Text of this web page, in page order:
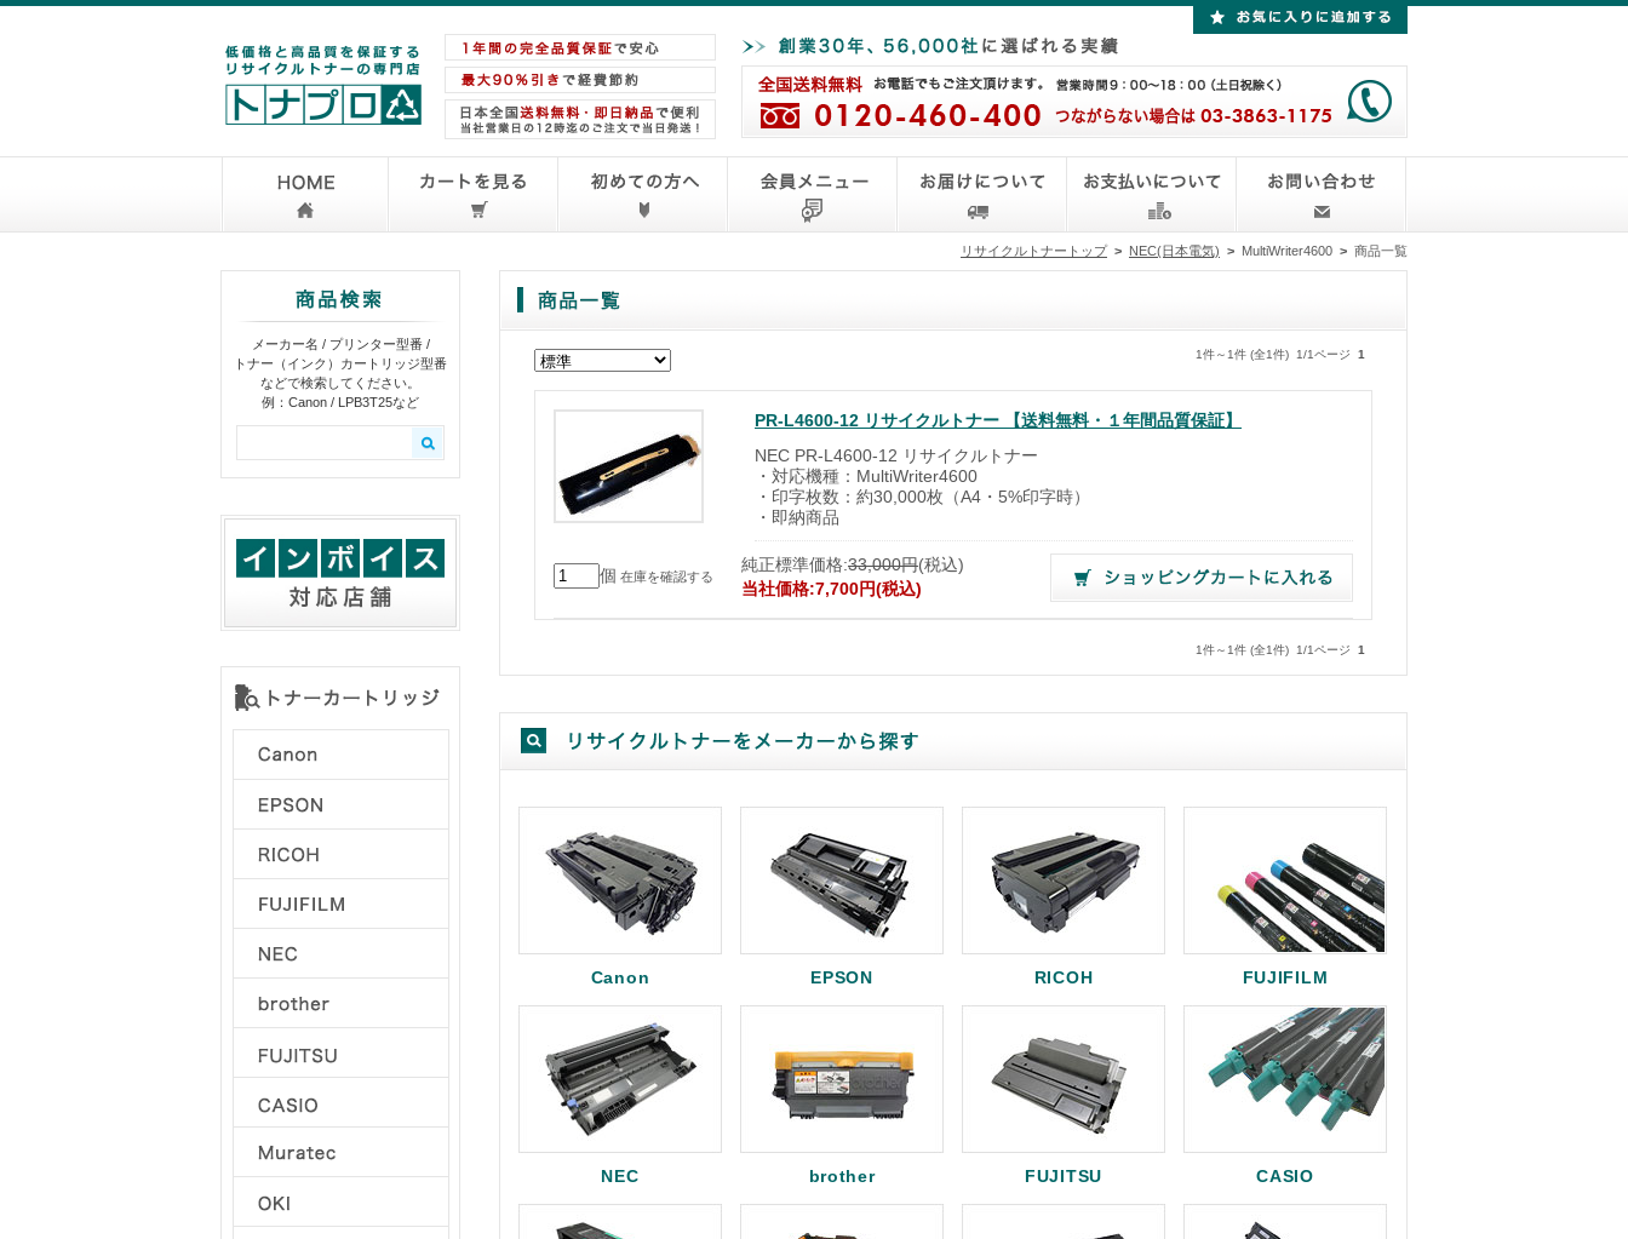
リサイクルトナートップ > NEC(日本電気) > MultiWriter4600 > 商品一覧
メーカー名 / プリンター型番 /
トナー（インク）カートリッジ型番
などで検索してください。
例：Canon / LPB3T25など
1件～1件 (全1件) 1/1ページ 1
PR-L4600-12 リサイクルトナー 【送料無料・１年間品質保証】
NEC PR-L4600-12 リサイクルトナー
・対応機種：MultiWriter4600
・印字枚数：約30,000枚（A4・5%印字時）
・即納商品
個 在庫を確認する
純正標準価格:33,000円(税込)
当社価格:7,700円(税込)
1件～1件 (全1件) 1/1ページ 1
Canon EPSON RICOH FUJIFILM
NEC brother FUJITSU CASIO